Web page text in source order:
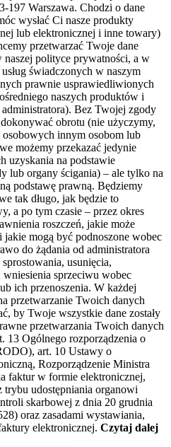
197 Warszawa. Chodzi o dane
wysłać Ci nasze produkty
lub elektronicznej i inne towary)
przetwarzać Twoje dane
polityce prywatności, a w
świadczonych w naszym
prawnie usprawiedliwionych
naszych produktów i
administratora). Bez Twojej zgody
obrotu (nie użyczymy,
innym osobom lub
możemy przekazać jedynie
uzyskania na podstawie
lub organy ścigania) – ale tylko na
podstawę prawną. Będziemy
tak długo, jak będzie to
a po tym czasie – przez okres
roszczeń, jakie może
mogą być podnoszone wobec
do żądania od administratora
usunięcia,
sprzeciwu wobec
ich przenoszenia. W każdej
przetwarzanie Twoich danych
by Twoje wszystkie dane zostały
przetwarzania Twoich danych
13 Ogólnego rozporządzenia o
art. 10 Ustawy o
Rozporządzenie Ministra
faktur w formie elektronicznej,
trybu udostępniania organowi
skarbowej z dnia 20 grudnia
oraz zasadami wystawiania,
elektronicznej. Czytaj dalej